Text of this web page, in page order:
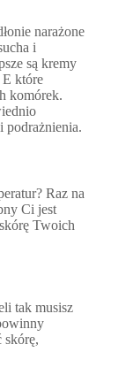
narażone
i
są kremy
które
komórek.
podrażnienia.
Raz na
Ci jest
Twoich
tak musisz
skórę,